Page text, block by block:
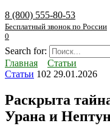
8 (800) 555-80-53
Бесплатный звонок по России
0
Search for:
Главная
Статьи
Статьи 102 29.01.2026
Раскрыта
Урана и